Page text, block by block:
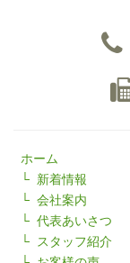
ホーム
新着情報
会社案内
代表あいさつ
スタッフ紹介